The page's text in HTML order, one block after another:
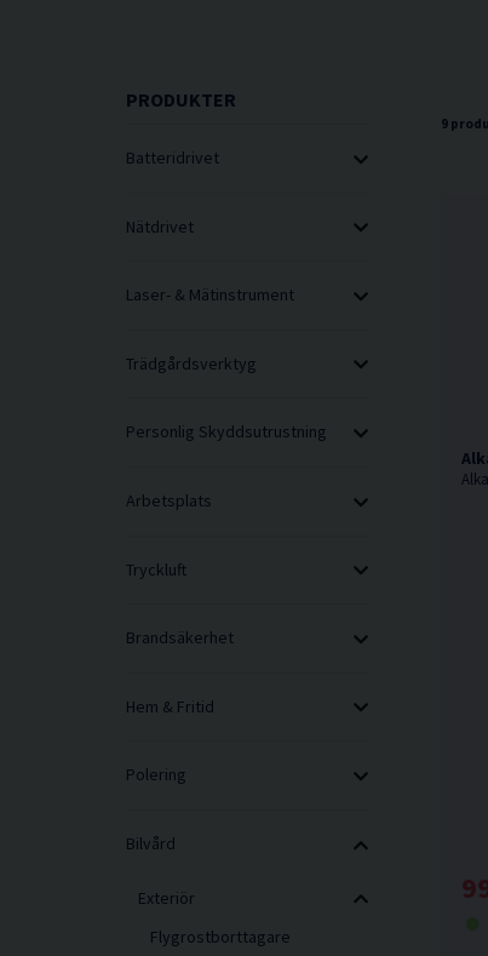
PRODUKTER
Batteridrivet
Nätdrivet
Laser- & Mätinstrument
Trädgårdsverktyg
Personlig Skyddsutrustning
Arbetsplats
Tryckluft
Brandsäkerhet
Hem & Fritid
Polering
Bilvård
Exteriör
Flygrostborttagare
9